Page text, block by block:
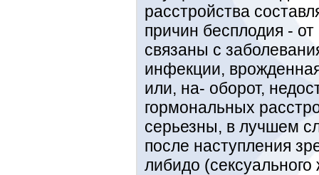
расстройства
причин бесплодия -
связаны с
инфекции,
или, на- оборот,
гормональных
серьезны, в лучшем
после наступления
либидо